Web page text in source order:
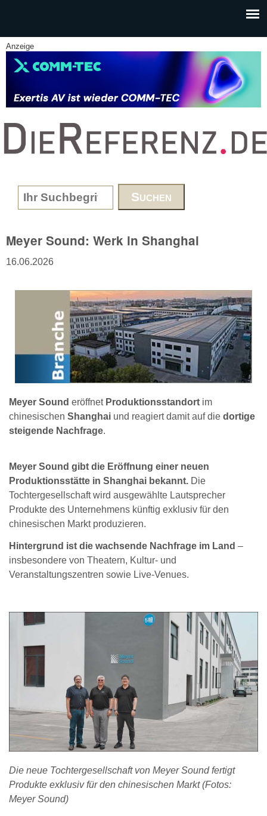
Anzeige
www.DieReferenz.de
Search form
Meyer Sound: Werk in Shanghai
16.06.2026
Meyer Sound eröffnet Produktionsstandort im
chinesischen Shanghai und reagiert damit auf die dortige
steigende Nachfrage.
Meyer Sound gibt die Eröffnung einer neuen
Produktionsstätte in Shanghai bekannt. Die
Tochtergesellschaft wird ausgewählte Lautsprecher
Produkte des Unternehmens künftig exklusiv für den
chinesischen Markt produzieren.
Hintergrund ist die wachsende Nachfrage im Land –
insbesondere von Theatern, Kultur- und
Veranstaltungszentren sowie Live-Venues.
Die neue Tochtergesellschaft von Meyer Sound fertigt
Produkte exklusiv für den chinesischen Markt (Fotos:
Meyer Sound)